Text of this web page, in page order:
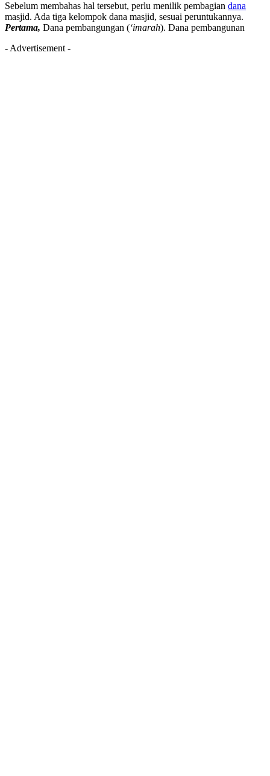
Sebelum membahas hal tersebut, perlu menilik pembagian dana
masjid. Ada tiga kelompok dana masjid, sesuai peruntukannya.
Pertama, Dana pembangungan (‘imarah). Dana pembangunan
- Advertisement -